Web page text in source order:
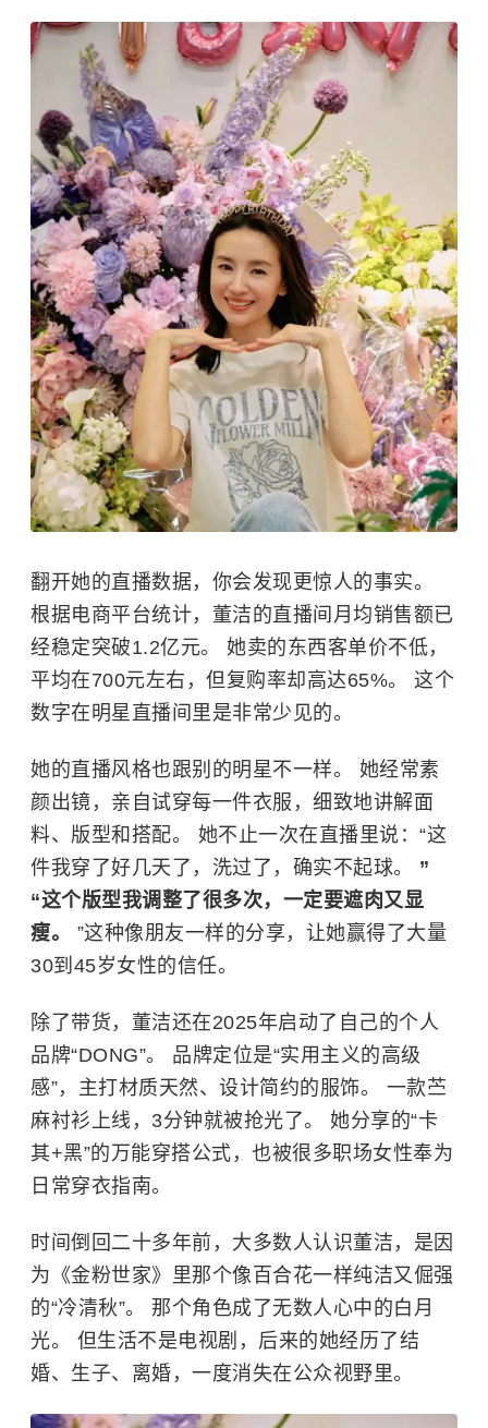
翻开她的直播数据，你会发现更惊人的事实。
根据电商平台统计，董洁的直播间月均销售额已
经稳定突破1.2亿元。 她卖的东西客单价不低，
平均在700元左右，但复购率却高达65%。 这个
数字在明星直播间里是非常少见的。
她的直播风格也跟别的明星不一样。 她经常素
颜出镜，亲自试穿每一件衣服，细致地讲解面
料、版型和搭配。 她不止一次在直播里说：“这
件我穿了好几天了，洗过了，确实不起球。 ”
“这个版型我调整了很多次，一定要遮肉又显
瘦。 ”这种像朋友一样的分享，让她赢得了大量
30到45岁女性的信任。
除了带货，董洁还在2025年启动了自己的个人
品牌“DONG”。 品牌定位是“实用主义的高级
感”，主打材质天然、设计简约的服饰。 一款苎
麻衬衫上线，3分钟就被抢光了。 她分享的“卡
其+黑”的万能穿搭公式，也被很多职场女性奉为
日常穿衣指南。
时间倒回二十多年前，大多数人认识董洁，是因
为《金粉世家》里那个像百合花一样纯洁又倔强
的“冷清秋”。 那个角色成了无数人心中的白月
光。 但生活不是电视剧，后来的她经历了结
婚、生子、离婚，一度消失在公众视野里。